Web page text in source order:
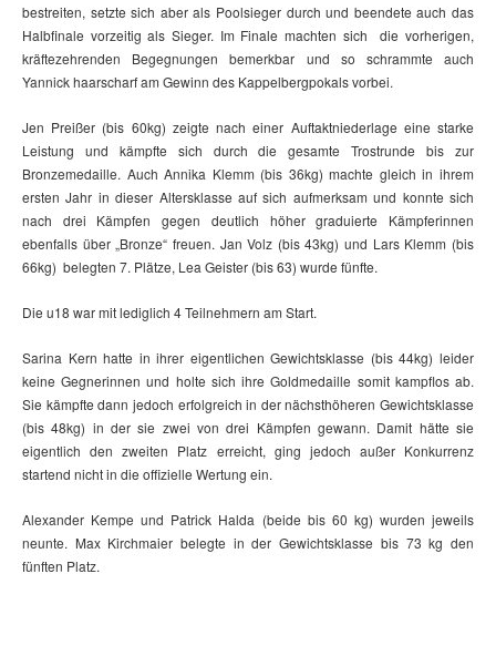
bestreiten, setzte sich aber als Poolsieger durch und beendete auch das
Halbfinale vorzeitig als Sieger. Im Finale machten sich die vorherigen,
kräftezehrenden Begegnungen bemerkbar und so schrammte auch
Yannick haarscharf am Gewinn des Kappelbergpokals vorbei.
Jen Preißer (bis 60kg) zeigte nach einer Auftaktniederlage eine starke
Leistung und kämpfte sich durch die gesamte Trostrunde bis zur
Bronzemedaille. Auch Annika Klemm (bis 36kg) machte gleich in ihrem
ersten Jahr in dieser Altersklasse auf sich aufmerksam und konnte sich
nach drei Kämpfen gegen deutlich höher graduierte Kämpferinnen
ebenfalls über „Bronze“ freuen. Jan Volz (bis 43kg) und Lars Klemm (bis
66kg) belegten 7. Plätze, Lea Geister (bis 63) wurde fünfte.
Die u18 war mit lediglich 4 Teilnehmern am Start.
Sarina Kern hatte in ihrer eigentlichen Gewichtsklasse (bis 44kg) leider
keine Gegnerinnen und holte sich ihre Goldmedaille somit kampflos ab.
Sie kämpfte dann jedoch erfolgreich in der nächsthöheren Gewichtsklasse
(bis 48kg) in der sie zwei von drei Kämpfen gewann. Damit hätte sie
eigentlich den zweiten Platz erreicht, ging jedoch außer Konkurrenz
startend nicht in die offizielle Wertung ein.
Alexander Kempe und Patrick Halda (beide bis 60 kg) wurden jeweils
neunte. Max Kirchmaier belegte in der Gewichtsklasse bis 73 kg den
fünften Platz.